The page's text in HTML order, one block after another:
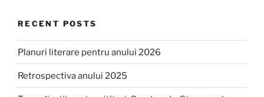
RECENT POSTS
Planuri literare pentru anului 2026
Retrospectiva anului 2025